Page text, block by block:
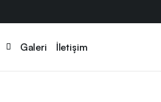
Galeri İletişim